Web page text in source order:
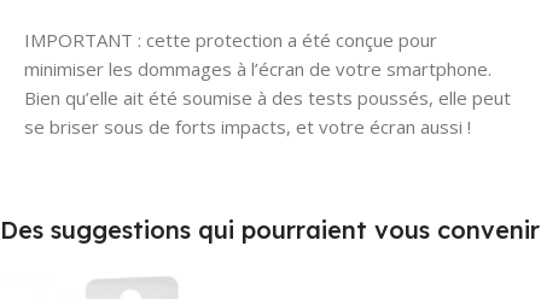
IMPORTANT : cette protection a été conçue pour
minimiser les dommages à l’écran de votre smartphone.
Bien qu’elle ait été soumise à des tests poussés, elle peut
se briser sous de forts impacts, et votre écran aussi !
Des suggestions qui pourraient vous convenir